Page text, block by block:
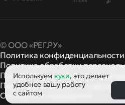
© ООО «РЕГ.РУ»
Политика конфиденциальности
Политика обработки
Правила применения
Правила пользованияи другие
Сообщить о нарушении
Используем куки, это делает
удобнее вашу работу
с сайтом